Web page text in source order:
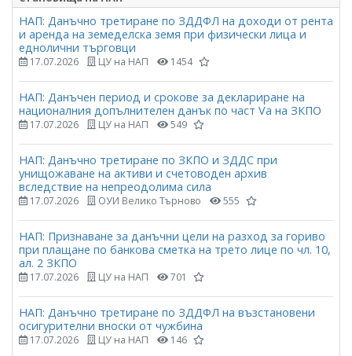
НАП: Данъчно третиране по ЗДДФЛ на доходи от рента
и аренда на земеделска земя при физически лица и
еднолични търговци
17.07.2026 ЦУ на НАП 1454
НАП: Данъчен период и срокове за деклариране на
националния допълнителен данък по част Vа на ЗКПО
17.07.2026 ЦУ на НАП 549
НАП: Данъчно третиране по ЗКПО и ЗДДС при
унищожаване на активи и счетоводен архив
вследствие на непреодолима сила
17.07.2026 ОУИ Велико Търново 555
НАП: Признаване за данъчни цели на разход за гориво
при плащане по банкова сметка на трето лице по чл. 10,
ал. 2 ЗКПО
17.07.2026 ЦУ на НАП 701
НАП: Данъчно третиране по ЗДДФЛ на възстановени
осигурителни вноски от чужбина
17.07.2026 ЦУ на НАП 146